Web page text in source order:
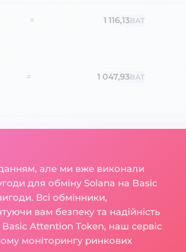
= 1 116,13BAT
= 1 047,93BAT
але ми вже виконали
для обміну Solana на Basic
Всі обмінники,
вам безпеку та надійність
Attention Token, наш сервіс
моніторингу ринкових